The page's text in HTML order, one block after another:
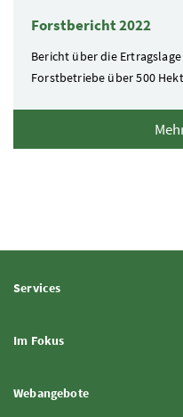
Forstbericht 2022
Bericht über die
Forstbetriebe über 500
ServicesInhalt aufklappen
Im FokusInhalt aufklappen
WebangeboteInhalt aufklappen